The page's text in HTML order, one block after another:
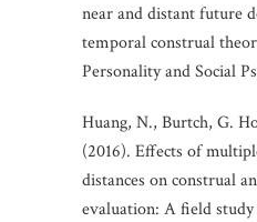
near and distant future
temporal construal
Personality and Social
Huang, N., Burtch, G.
(2016). Effects of
distances on construal
evaluation: A field